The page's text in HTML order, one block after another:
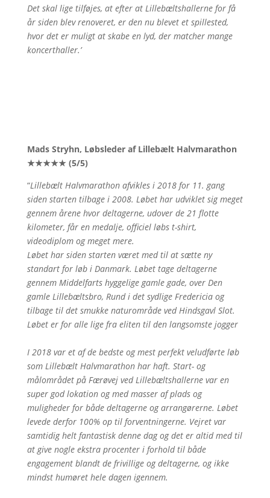
Det skal lige tilføjes, at efter at Lillebæltshallerne for få
år siden blev renoveret, er den nu blevet et spillested,
hvor det er muligt at skabe en lyd, der matcher mange
koncerthaller.’
Mads Stryhn, Løbsleder af Lillebælt Halvmarathon
★★★★★ (5/5)
“Lillebælt Halvmarathon afvikles i 2018 for 11. gang
siden starten tilbage i 2008. Løbet har udviklet sig meget
gennem årene hvor deltagerne, udover de 21 flotte
kilometer, får en medalje, officiel løbs t-shirt,
videodiplom og meget mere.
Løbet har siden starten været med til at sætte ny
standart for løb i Danmark. Løbet tage deltagerne
gennem Middelfarts hyggelige gamle gade, over Den
gamle Lillebæltsbro, Rund i det sydlige Fredericia og
tilbage til det smukke naturområde ved Hindsgavl Slot.
Løbet er for alle lige fra eliten til den langsomste jogger
I 2018 var et af de bedste og mest perfekt veludførte løb
som Lillebælt Halvmarathon har haft. Start- og
målområdet på Færøvej ved Lillebæltshallerne var en
super god lokation og med masser af plads og
muligheder for både deltagerne og arrangørerne. Løbet
levede derfor 100% op til forventningerne. Vejret var
samtidig helt fantastisk denne dag og det er altid med til
at give nogle ekstra procenter i forhold til både
engagement blandt de frivillige og deltagerne, og ikke
mindst humøret hele dagen igennem.